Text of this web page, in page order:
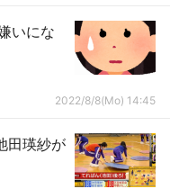
いにな
2022/8/8(Mo) 14:45
田瑛紗が